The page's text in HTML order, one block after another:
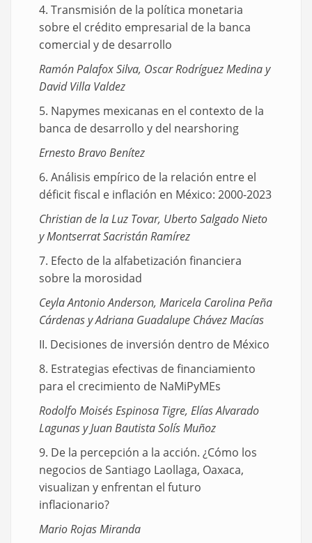
4. Transmisión de la política monetaria
sobre el crédito empresarial de la banca
comercial y de desarrollo
Ramón Palafox Silva, Oscar Rodríguez Medina y
David Villa Valdez
5. Napymes mexicanas en el contexto de la
banca de desarrollo y del nearshoring
Ernesto Bravo Benítez
6. Análisis empírico de la relación entre el
déficit fiscal e inflación en México: 2000-2023
Christian de la Luz Tovar, Uberto Salgado Nieto
y Montserrat Sacristán Ramírez
7. Efecto de la alfabetización financiera
sobre la morosidad
Ceyla Antonio Anderson, Maricela Carolina Peña
Cárdenas y Adriana Guadalupe Chávez Macías
II. Decisiones de inversión dentro de México
8. Estrategias efectivas de financiamiento
para el crecimiento de NaMiPyMEs
Rodolfo Moisés Espinosa Tigre, Elías Alvarado
Lagunas y Juan Bautista Solís Muñoz
9. De la percepción a la acción. ¿Cómo los
negocios de Santiago Laollaga, Oaxaca,
visualizan y enfrentan el futuro
inflacionario?
Mario Rojas Miranda